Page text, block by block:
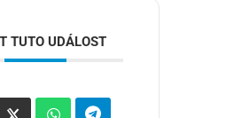
TUTO UDÁLOST